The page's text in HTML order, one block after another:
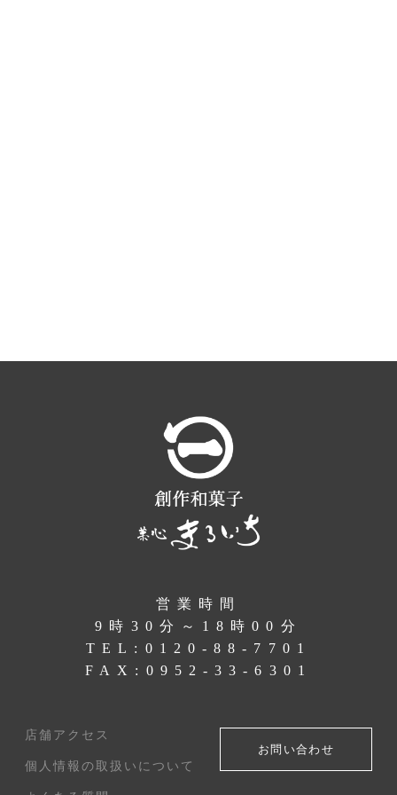
営業時間
9時30分～18時00分
TEL: 0120-88-7701
FAX:0952-33-6301
お問い合わせ
店舗アクセス
個人情報の取扱いについて